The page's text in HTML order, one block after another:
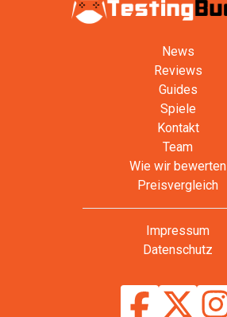
News
Reviews
Guides
Spiele
Kontakt
Team
Wie wir bewerten
Preisvergleich
Impressum
Datenschutz